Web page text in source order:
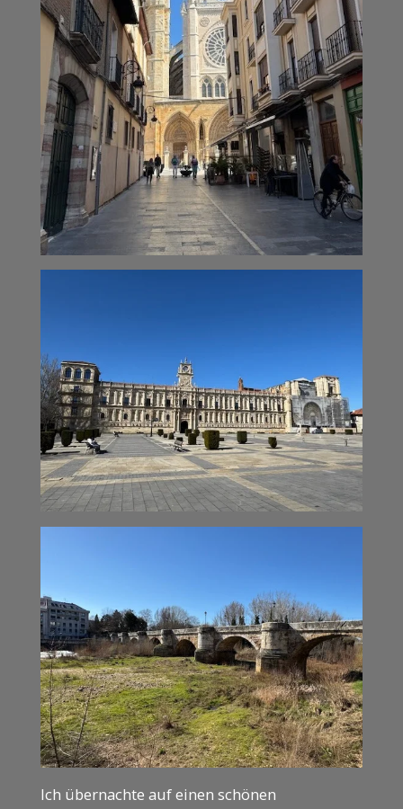
Ich übernachte auf einen schönen